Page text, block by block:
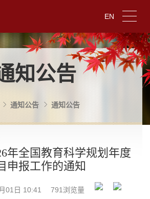
EN
知公告
通知公告 通知公告
年全国教育科学规划年度
申报工作的通知
01日 10:41 791 浏览量